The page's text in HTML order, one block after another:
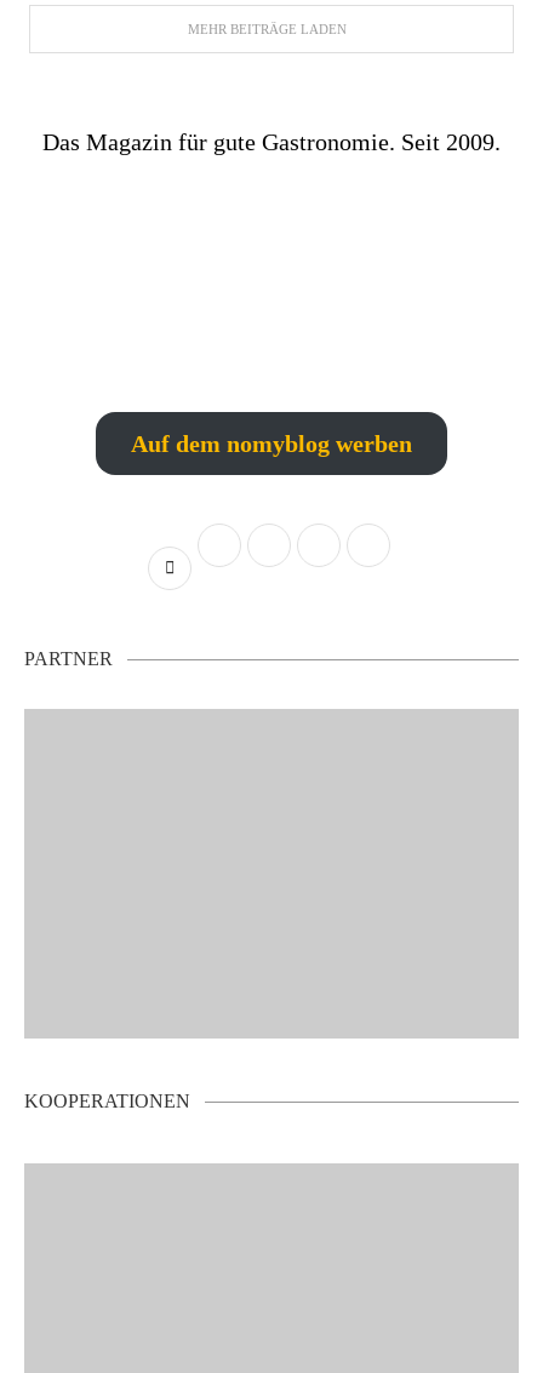
MEHR BEITRÄGE LADEN
Das Magazin für gute Gastronomie. Seit 2009.
Auf dem nomyblog werben
PARTNER
KOOPERATIONEN